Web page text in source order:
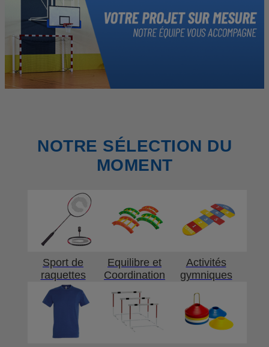
NOTRE SÉLECTION DU
MOMENT
Sport de
raquettes
Equilibre et
Coordination
Activités
gymniques